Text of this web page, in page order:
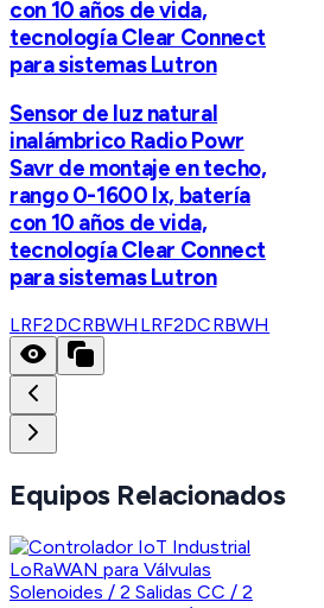
con 10 años de vida,
tecnología Clear Connect
para sistemas Lutron
Sensor de luz natural
inalámbrico Radio Powr
Savr de montaje en techo,
rango 0-1600 lx, batería
con 10 años de vida,
tecnología Clear Connect
para sistemas Lutron
LRF2DCRBWH LRF2DCRBWH
Equipos Relacionados